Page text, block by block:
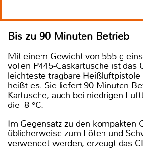
Bis zu 90 Minuten Betrieb
Mit einem Gewicht von 555 g
vollen P445-Gaskartusche ist das
leichteste tragbare
heißt es. Sie liefert 90 Minuten
Kartusche, auch bei niedrigen
die -8 °C.
Im Gegensatz zu den kompakten
üblicherweise zum Löten und
verwendet werden, erzeugt das